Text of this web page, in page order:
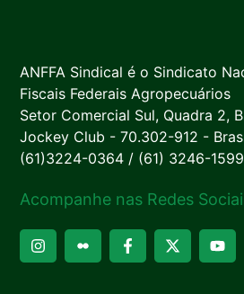
ANFFA Sindical é o Sindicato
Fiscais Federais Agropecuários
Setor Comercial Sul, Quadra 2,
Jockey Club - 70.302-912 -
(61)3224-0364 / (61) 3246-
Acompanhe nas Redes